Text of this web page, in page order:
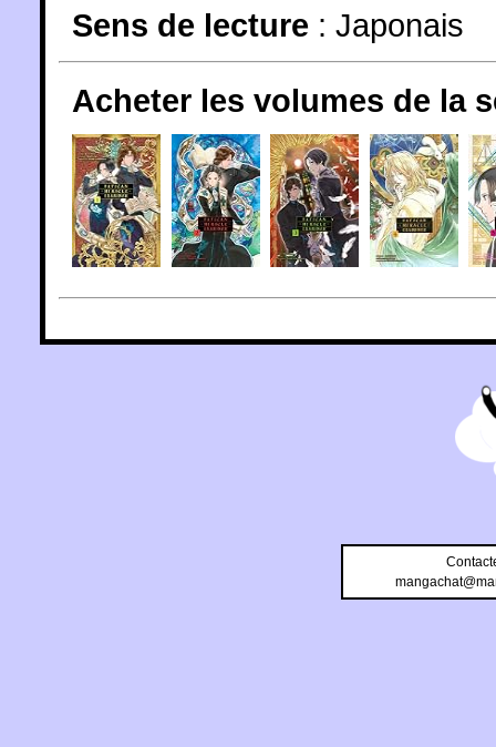
Sens de lecture : Japonais
Acheter les volumes de la